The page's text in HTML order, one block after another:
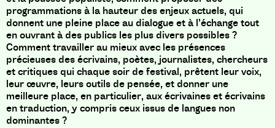
programmations à la hauteur des enjeux actuels, qui
donnent une pleine place au dialogue et à l’échange tout
en ouvrant à des publics les plus divers possibles ?
Comment travailler au mieux avec les présences
précieuses des écrivains, poètes, journalistes, chercheurs
et critiques qui chaque soir de festival, prêtent leur voix,
leur œuvre, leurs outils de pensée, et donner une
meilleure place, en particulier, aux écrivaines et écrivains
en traduction, y compris ceux issus de langues non
dominantes ?